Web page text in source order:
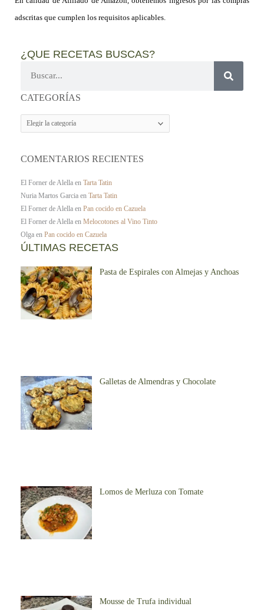
adscritas que cumplen los requisitos aplicables.
¿QUE RECETAS BUSCAS?
CATEGORÍAS
CATEGORÍAS
COMENTARIOS RECIENTES
El Forner de Alella en Tarta Tatin
Nuria Martos Garcia en Tarta Tatin
El Forner de Alella en Pan cocido en Cazuela
El Forner de Alella en Melocotones al Vino Tinto
Olga en Pan cocido en Cazuela
ÚLTIMAS RECETAS
Pasta de Espirales con Almejas y Anchoas
Galletas de Almendras y Chocolate
Lomos de Merluza con Tomate
Mousse de Trufa individual